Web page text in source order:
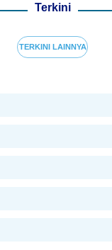
Terkini
TERKINI LAINNYA